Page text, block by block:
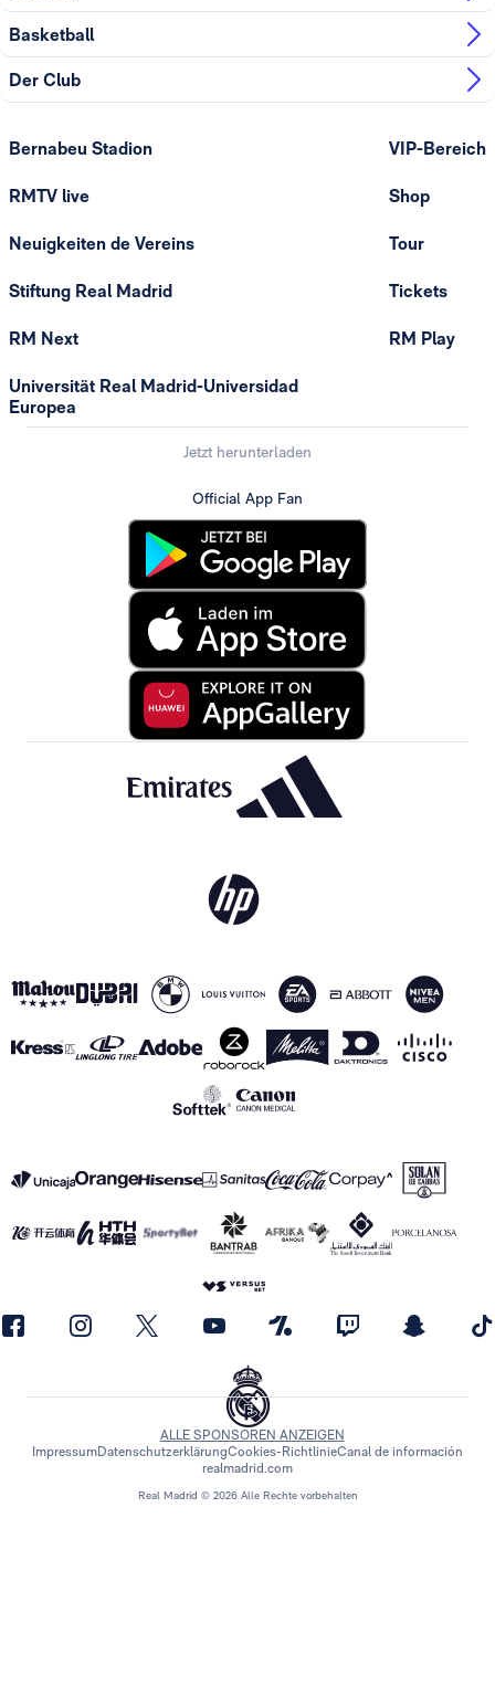
Basketball
Der Club
Bernabeu Stadion
RMTV live
Neuigkeiten de Vereins
Stiftung Real Madrid
RM Next
Universität Real Madrid-Universidad
Europea
VIP-Bereich
Shop
Tour
Tickets
RM Play
Jetzt herunterladen
Official App Fan
Real Madrid © 2026 Alle Rechte vorbehalten
ALLE SPONSOREN ANZEIGEN
ImpressumDatenschutzerklärungCookies-RichtlinieCanal de información
realmadrid.com